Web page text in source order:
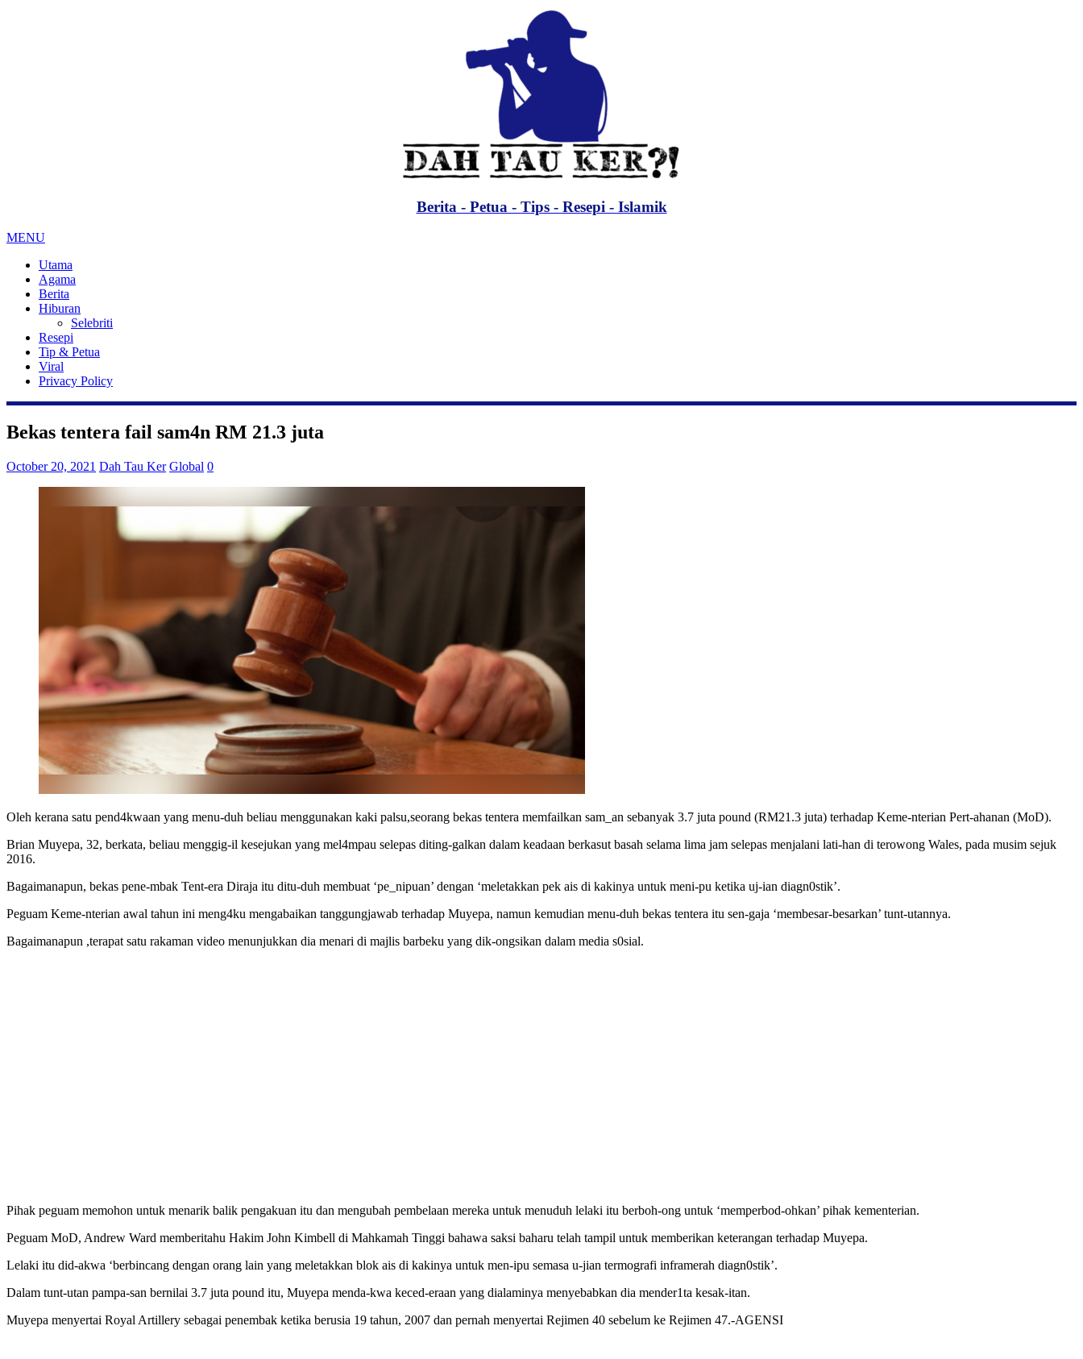
Berita - Petua - Tips - Resepi - Islamik
MENU
Utama
Agama
Berita
Hiburan
Selebriti
Resepi
Tip & Petua
Viral
Privacy Policy
Bekas tentera fail sam4n RM 21.3 juta
October 20, 2021 Dah Tau Ker Global 0
Oleh kerana satu pend4kwaan yang menu-duh beliau menggunakan kaki palsu,seorang bekas tentera memfailkan sam_an sebanyak 3.7 juta pound (RM21.3 juta) terhadap Keme-nterian Pert-ahanan (MoD).
Brian Muyepa, 32, berkata, beliau menggig-il kesejukan yang mel4mpau selepas diting-galkan dalam keadaan berkasut basah selama lima jam selepas menjalani lati-han di terowong Wales, pada musim sejuk
2016.
Bagaimanapun, bekas pene-mbak Tent-era Diraja itu ditu-duh membuat ‘pe_nipuan’ dengan ‘meletakkan pek ais di kakinya untuk meni-pu ketika uj-ian diagn0stik’.
Peguam Keme-nterian awal tahun ini meng4ku mengabaikan tanggungjawab terhadap Muyepa, namun kemudian menu-duh bekas tentera itu sen-gaja ‘membesar-besarkan’ tunt-utannya.
Bagaimanapun ,terapat satu rakaman video menunjukkan dia menari di majlis barbeku yang dik-ongsikan dalam media s0sial.
Pihak peguam memohon untuk menarik balik pengakuan itu dan mengubah pembelaan mereka untuk menuduh lelaki itu berboh-ong untuk ‘memperbod-ohkan’ pihak kementerian.
Peguam MoD, Andrew Ward memberitahu Hakim John Kimbell di Mahkamah Tinggi bahawa saksi baharu telah tampil untuk memberikan keterangan terhadap Muyepa.
Lelaki itu did-akwa ‘berbincang dengan orang lain yang meletakkan blok ais di kakinya untuk men-ipu semasa u-jian termografi inframerah diagn0stik’.
Dalam tunt-utan pampa-san bernilai 3.7 juta pound itu, Muyepa menda-kwa keced-eraan yang dialaminya menyebabkan dia mender1ta kesak-itan.
Muyepa menyertai Royal Artillery sebagai penembak ketika berusia 19 tahun, 2007 dan pernah menyertai Rejimen 40 sebelum ke Rejimen 47.-AGENSI